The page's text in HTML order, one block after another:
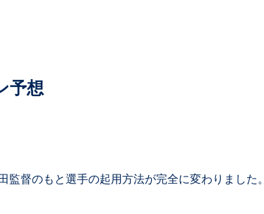
予想
督のもと選手の起用方法が完全に変わりました。